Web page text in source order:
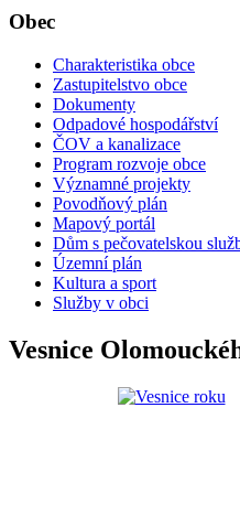
Obec
Charakteristika obce
Zastupitelstvo obce
Dokumenty
Odpadové hospodářství
ČOV a kanalizace
Program rozvoje obce
Významné projekty
Povodňový plán
Mapový portál
Dům s pečovatelskou
Územní plán
Kultura a sport
Služby v obci
Vesnice